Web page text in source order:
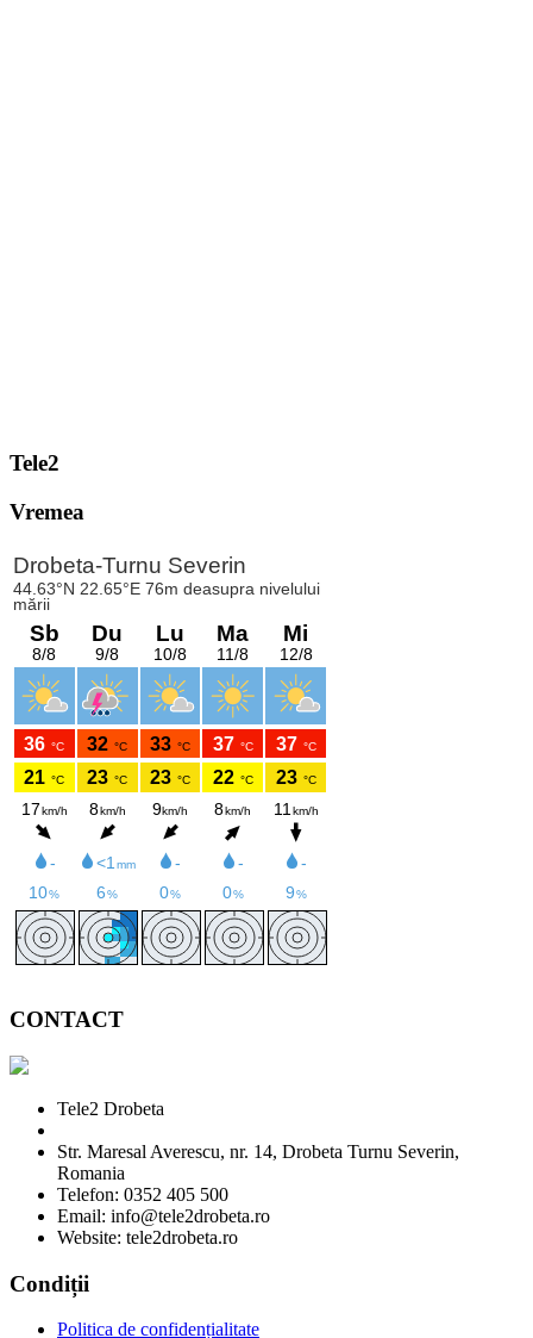
Tele2
Vremea
CONTACT
Tele2 Drobeta
Str. Maresal Averescu, nr. 14, Drobeta Turnu Severin,
Romania
Telefon: 0352 405 500
Email: info@tele2drobeta.ro
Website: tele2drobeta.ro
Condiții
Politica de confidențialitate